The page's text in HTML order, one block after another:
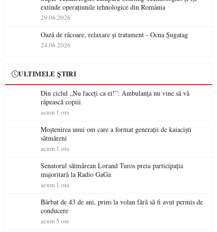
extinde operațiunile tehnologice din România
29.06.2026
Oază de răcoare, relaxare și tratament - Ocna Șugatag
24.06.2026
ULTIMELE ȘTIRI
Din ciclul „Nu faceți ca ei!”: Ambulanța nu vine să vă
răpească copiii
acum 1 ora
Moștenirea unui om care a format generații de kaiaciști
sătmăreni
acum 1 ora
Senatorul sătmărean Lorand Turos preia participația
majoritară la Radio GaGa
acum 1 ora
Bărbat de 43 de ani, prins la volan fără să fi avut permis de
conducere
acum 5 ore